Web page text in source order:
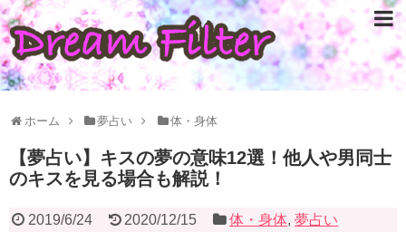
ホーム 夢占い 体・身体
【夢占い】キスの夢の意味12選！他人や男同士
のキスを見る場合も解説！
2019/6/24 2020/12/15 体・身体,夢占い